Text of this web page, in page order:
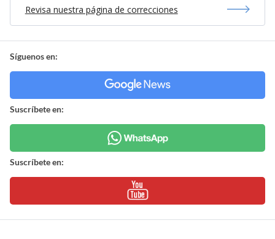
Revisa nuestra página de correcciones
Síguenos en:
Suscríbete en:
Suscríbete en: